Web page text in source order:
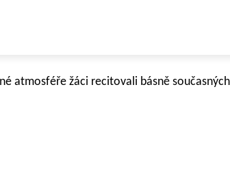
atmosféře žáci recitovali básně